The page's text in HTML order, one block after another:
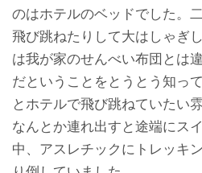
のはホテルのベッドでした。
飛び跳ねたりして大はしゃぎ
は我が家のせんべい布団とは
だということをとうとう知っ
とホテルで飛び跳ねていたい
なんとか連れ出すと途端にス
中、アスレチックにトレッキ